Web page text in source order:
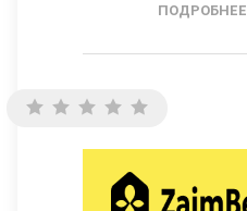
ПОДРОБНЕЕ